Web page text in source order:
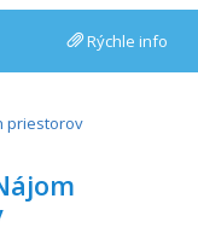
Rýchle info
priestorov